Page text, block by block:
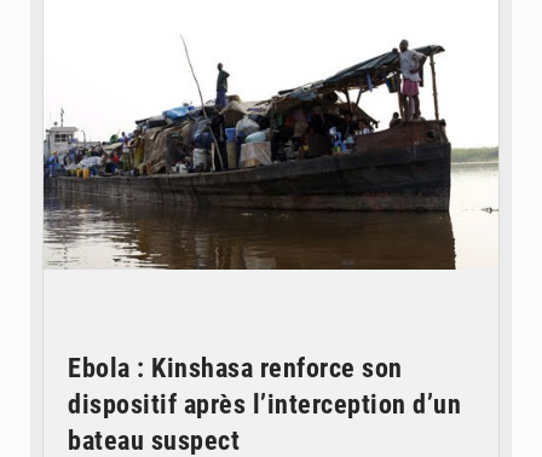
Ebola : Kinshasa renforce son
dispositif après l’interception d’un
bateau suspect